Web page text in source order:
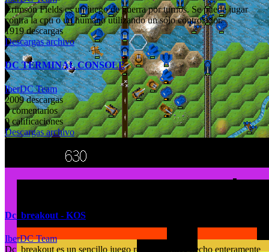
Crimson Fields es un juego de guerra por turnos. Se puede jugar
contra la cpu o un humano utilizando un sólo controlador.
1919 descargas
Descargas archivo
DC TERMINAL CONSOLE
IberDC Team
2009 descargas
0 comentarios
0 calificaciones
Descargas archivo
Dc_breakout - KOS
IberDC Team
Dc_breakout es un sencillo juego rompeladrillos hecho enteramente